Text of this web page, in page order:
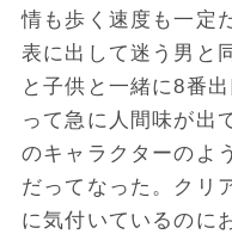
情も歩く速度も一定
表に出して迷う男と
と子供と一緒に8番
って急に人間味が出
のキャラクターのよ
だってなった。クリ
に気付いているのに